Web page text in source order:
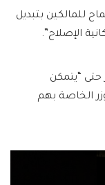
للمالكين بتبديل
الإصلاح”.
حتى “يتمكن
الخاصة بهم